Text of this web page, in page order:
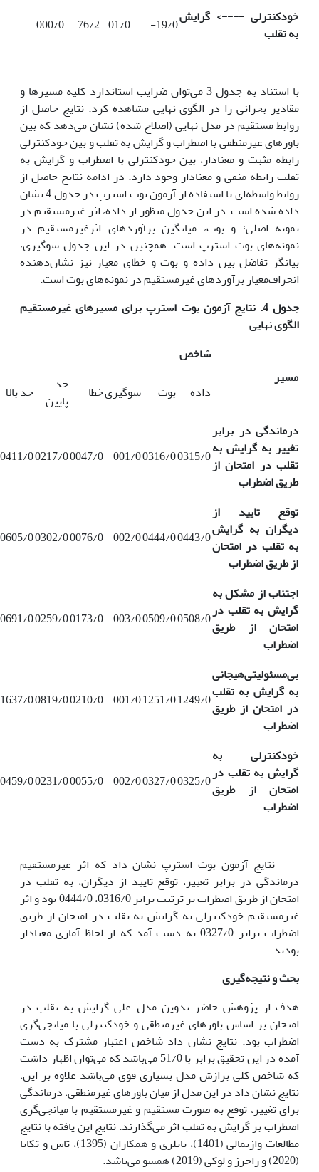
خودکنترلی ----> گرایش
به تقلب
19/0-
01/0
76/2
000/0
با استناد به جدول 3 می‌توان ضرایب استاندارد کلیه مسیرها و
مقادیر بحرانی را در الگوی نهایی مشاهده کرد. نتایج حاصل از
روابط مستقیم در مدل نهایی (اصلاح شده) نشان می‌دهد که بین
باورهای غیرمنطقی با اضطراب و گرایش به تقلب و بین خودکنترلی
رابطه مثبت و معنادار، بین خودکنترلی با اضطراب و گرایش به
تقلب رابطه منفی و معنادار وجود دارد. در ادامه نتایج حاصل از
روابط واسطه‌ای با استفاده از آزمون بوت استرپ در جدول 4 نشان
داده شده است. در این جدول منظور از داده، اثر غیرمستقیم در
نمونه اصلی؛ و بوت، میانگین برآوردهای اثرغیرمستقیم در
نمونه‌های بوت استرپ است. همچنین در این جدول سوگیری،
بیانگر تفاضل بین داده و بوت و خطای معیار نیز نشان‌دهنده
انحراف‌معیار برآوردهای غیرمستقیم در نمونه‌های بوت است.
جدول 4. نتایج آزمون بوت استرپ برای مسیرهای غیرمستقیم
الگوی نهایی
مسیر
شاخص
داده
بوت سوگیریخطا
حد
پایین حد بالا
درماندگی در برابر
تغییر به گرایش به
تقلب در امتحان از
طریق اضطراب
0315/0
0316/0
001/0
0047/0
0217/0
0411/0
توقع تایید از
دیگران به گرایش
به تقلب در امتحان
از طریق اضطراب
0443/0
0444/0
002/0
0076/0
0302/0
0605/0
اجتناب از مشکل به
گرایش به تقلب در
امتحان از طریق
اضطراب
0508/0
0509/0
003/0
0173/0
0259/0
0691/0
بی‌مسئولیتی‌هیجانی
به گرایش به تقلب
در امتحان از طریق
اضطراب
1249/0
1251/0
001/0
0210/0
0819/0
1637/0
خودکنترلی به
گرایش به تقلب در
امتحان از طریق
اضطراب
0325/0
0327/0
002/0
0055/0
0231/0
0459/0
نتایج آزمون بوت استرپ نشان داد که اثر غیرمستقیم
درماندگی در برابر تغییر، توقع تایید از دیگران، به تقلب در
امتحان از طریق اضطراب بر ترتیب برابر 0316/0، 0444/0 بود و اثر
غیرمستقیم خودکنترلی به گرایش به تقلب در امتحان از طریق
اضطراب برابر 0327/0 به دست آمد که از لحاظ آماری معنادار
بودند.
بحث و نتیجه‌گیری
هدف از پژوهش حاضر تدوین مدل علی گرایش به تقلب در
امتحان بر اساس باورهای غیرمنطقی و خودکنترلی با میانجی‌گری
اضطراب بود. نتایج نشان داد شاخص اعتبار مشترک به دست
آمده در این تحقیق برابر با 51/0 می‌باشد که می‌توان اظهار داشت
که شاخص کلی برازش مدل بسیاری قوی می‌باشد علاوه بر این،
نتایج نشان داد در این مدل از میان باورهای غیرمنطقی، درماندگی
برای تغییر، توقع به صورت مستقیم و غیرمستقیم با میانجی‌گری
اضطراب بر گرایش به تقلب اثر می‌گذارند. نتایج این یافته با نتایج
مطالعات وازیمالی (1401)، بایلری و همکاران (1395)، تاس و تکایا
(2020) و راجرز و لوکی (2019) همسو می‌باشد.